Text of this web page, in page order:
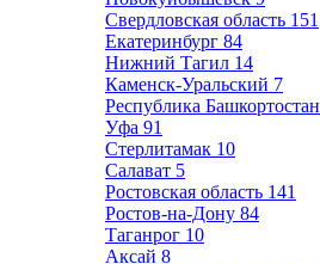
Свердловская область 151
Екатеринбург 84
Нижний Тагил 14
Каменск-Уральский 7
Республика Башкортостан
Уфа 91
Стерлитамак 10
Салават 5
Ростовская область 141
Ростов-на-Дону 84
Таганрог 10
Аксай 8